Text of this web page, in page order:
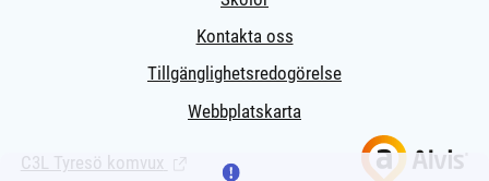
Kontakta oss
Tillgänglighetsredogörelse
Webbplatskarta
C3L Tyresö komvux (Länk till extern sida.)